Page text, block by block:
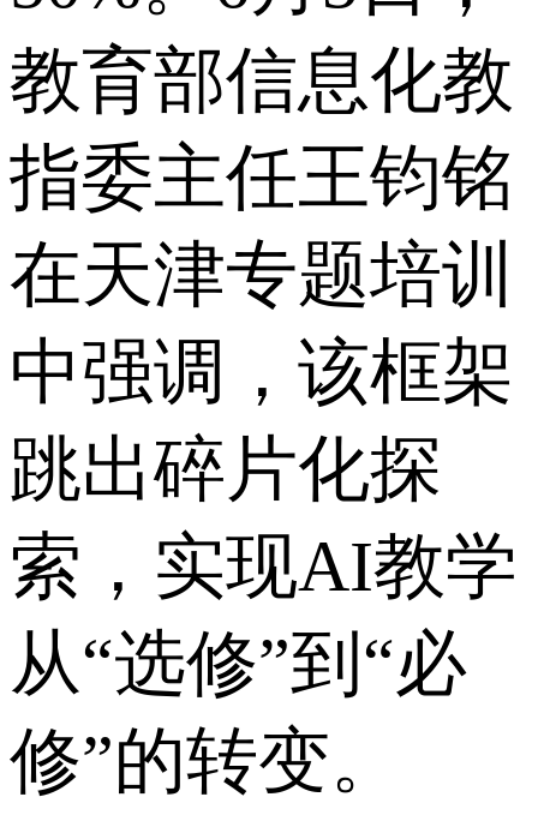
教育部信息化教
指委主任王钧铭
在天津专题培训
中强调，该框架
跳出碎片化探
索，实现AI教学
从“选修”到“必
修”的转变。